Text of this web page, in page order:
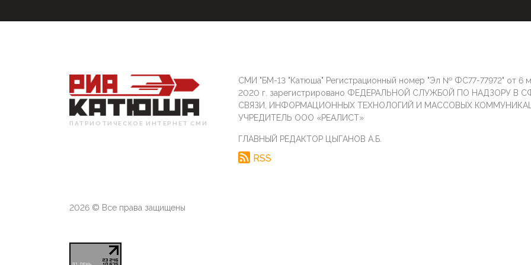
ПАТРИОТИЧЕСКОЕ ИНТЕРНЕТ СМИ
СМИ "БМ-13 "Катюша" Регистрационный номер "Эл № ФС77-77972" от 6
2020 г. зарегистрировано ФЕДЕРАЛЬНОЙ СЛУЖБОЙ ПО НАДЗОРУ В
СВЯЗИ, ИНФОРМАЦИОННЫХ ТЕХНОЛОГИЙ И МАССОВЫХ
УЧРЕДИТЕЛЬ ООО «РЕАЛИСТ»
ГЛАВНЫЙ РЕДАКТОР ЦЫГАНОВ А.Б.
RSS
2026 © Все права защищены